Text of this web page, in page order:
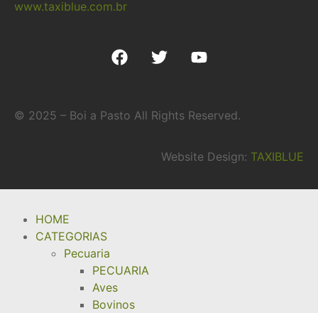
www.taxiblue.com.br
© 2025 – Boi a Pasto All Rights Reserved.
Website Design: TAXIBLUE
HOME
CATEGORIAS
Pecuaria
PECUARIA
Aves
Bovinos